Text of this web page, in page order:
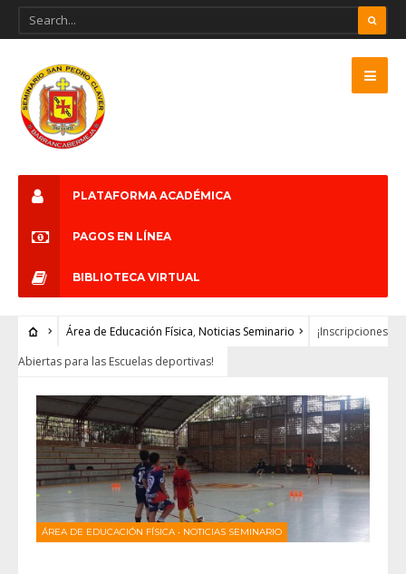
PLATAFORMA ACADÉMICA
PAGOS EN LÍNEA
BIBLIOTECA VIRTUAL
Área de Educación Física, Noticias Seminario
¡Inscripciones
Abiertas para las Escuelas deportivas!
ÁREA DE EDUCACIÓN FÍSICA • NOTICIAS SEMINARIO